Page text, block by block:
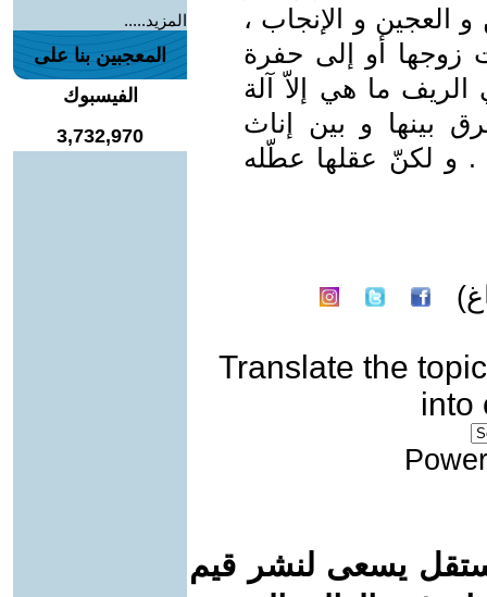
و الإنجاب ،
زوجها أو إلى حفرة
ما هي إلاّ آلة
بينها و بين إناث
. و لكنّ عقلها عطّله
Translate the topic
into
يسعى لنشر قيم
المزيد.....
المعجبين بنا على
الفيسبوك
3,732,970